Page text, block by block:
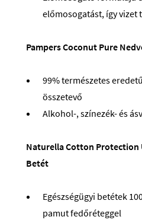
előmosogatást, így vizet
Pampers Coconut Pure
99% természetes
összetevő
Alkohol-, színezék- és
Naturella Cotton Protection
Betét
Egészségügyi betétek
pamut fedőréteggel